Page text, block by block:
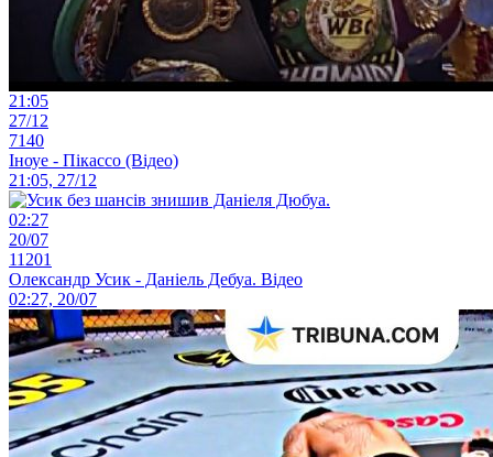
21:05
27/12
7140
Іноуе - Пікассо (Відео)
21:05, 27/12
02:27
20/07
11201
Олександр Усик - Даніель Дебуа. Відео
02:27, 20/07